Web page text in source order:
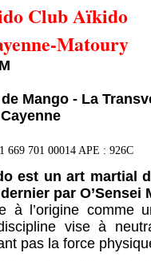
Club Aïkido
Matoury
Mango - La
669 701 00014 APE : 926C
est un art martial
par O’Sensei
à l’origine comme
vise à
pas la force